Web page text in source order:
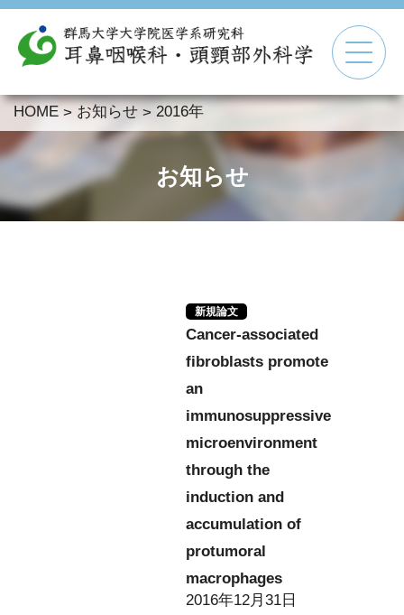
▼
HOME > お知らせ > 2016年
お知らせ
新規論文
Cancer-associated
fibroblasts promote
an
immunosuppressive
microenvironment
through the
induction and
accumulation of
protumoral
macrophages
2016年12月31日